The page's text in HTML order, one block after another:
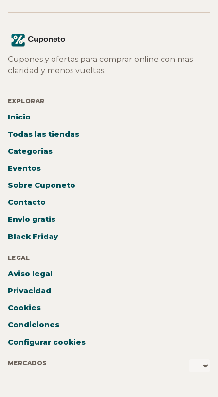
Cupones y ofertas para comprar online con mas
claridad y menos vueltas.
EXPLORAR
Inicio
Todas las tiendas
Categorias
Eventos
Sobre Cuponeto
Contacto
Envio gratis
Black Friday
LEGAL
Aviso legal
Privacidad
Cookies
Condiciones
Configurar cookies
MERCADOS